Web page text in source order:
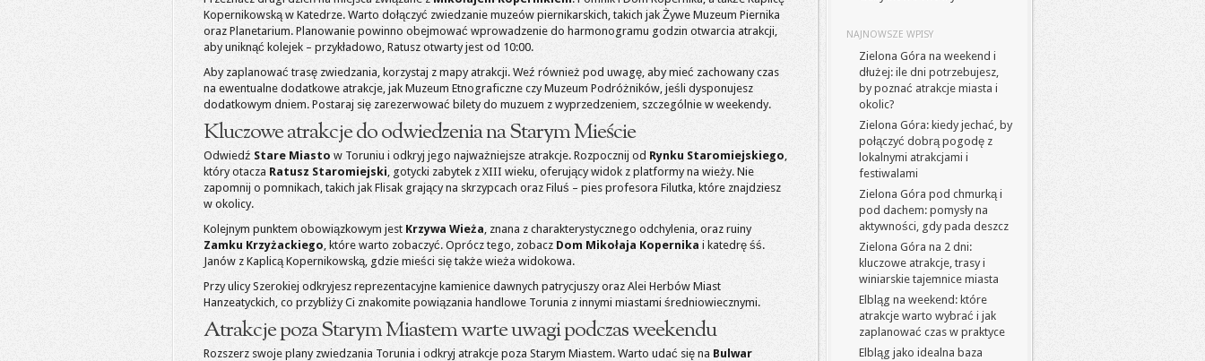
Kopernikowską w Katedrze. Warto dołączyć zwiedzanie muzeów piernikarskich, takich jak Żywe Muzeum Piernika
oraz Planetarium. Planowanie powinno obejmować wprowadzenie do harmonogramu godzin otwarcia atrakcji,
aby uniknąć kolejek – przykładowo, Ratusz otwarty jest od 10:00.
Aby zaplanować trasę zwiedzania, korzystaj z mapy atrakcji. Weź również pod uwagę, aby mieć zachowany czas
na ewentualne dodatkowe atrakcje, jak Muzeum Etnograficzne czy Muzeum Podróżników, jeśli dysponujesz
dodatkowym dniem. Postaraj się zarezerwować bilety do muzuem z wyprzedzeniem, szczególnie w weekendy.
Kluczowe atrakcje do odwiedzenia na Starym Mieście
Odwiedź Stare Miasto w Toruniu i odkryj jego najważniejsze atrakcje. Rozpocznij od Rynku Staromiejskiego,
który otacza Ratusz Staromiejski, gotycki zabytek z XIII wieku, oferujący widok z platformy na wieży. Nie
zapomnij o pomnikach, takich jak Flisak grający na skrzypcach oraz Filuś – pies profesora Filutka, które znajdziesz
w okolicy.
Kolejnym punktem obowiązkowym jest Krzywa Wieża, znana z charakterystycznego odchylenia, oraz ruiny
Zamku Krzyżackiego, które warto zobaczyć. Oprócz tego, zobacz Dom Mikołaja Kopernika i katedrę śś.
Janów z Kaplicą Kopernikowską, gdzie mieści się także wieża widokowa.
Przy ulicy Szerokiej odkryjesz reprezentacyjne kamienice dawnych patrycjuszy oraz Alei Herbów Miast
Hanzeatyckich, co przybliży Ci znakomite powiązania handlowe Torunia z innymi miastami średniowiecznymi.
Atrakcje poza Starym Miastem warte uwagi podczas weekendu
Rozszerz swoje plany zwiedzania Torunia i odkryj atrakcje poza Starym Miastem. Warto udać się na Bulwar
NAJNOWSZE WPISY
Zielona Góra na weekend i
dłużej: ile dni potrzebujesz,
by poznać atrakcje miasta i
okolic?
Zielona Góra: kiedy jechać, by
połączyć dobrą pogodę z
lokalnymi atrakcjami i
festiwalami
Zielona Góra pod chmurką i
pod dachem: pomysły na
aktywności, gdy pada deszcz
Zielona Góra na 2 dni:
kluczowe atrakcje, trasy i
winiarskie tajemnice miasta
Elbląg na weekend: które
atrakcje warto wybrać i jak
zaplanować czas w praktyce
Elbląg jako idealna baza